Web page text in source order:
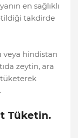
en sağlıklı
takdirde
veya hindistan
zeytin, ara
tüketerek
Tüketin.